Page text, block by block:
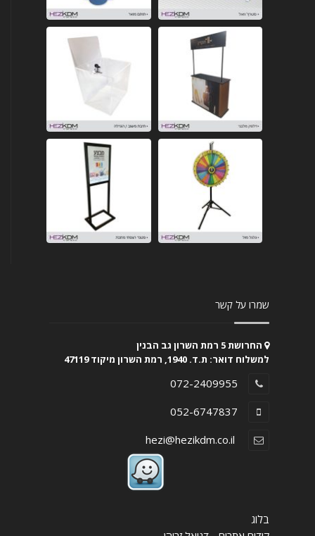
שמרו על קשר
החרושת 5 רמת השרון גב הבנין
למשלוח דואר: ת.ד. 1940, רמת השרון מיקוד 47119
072-2409955
052-6747837
בלוג